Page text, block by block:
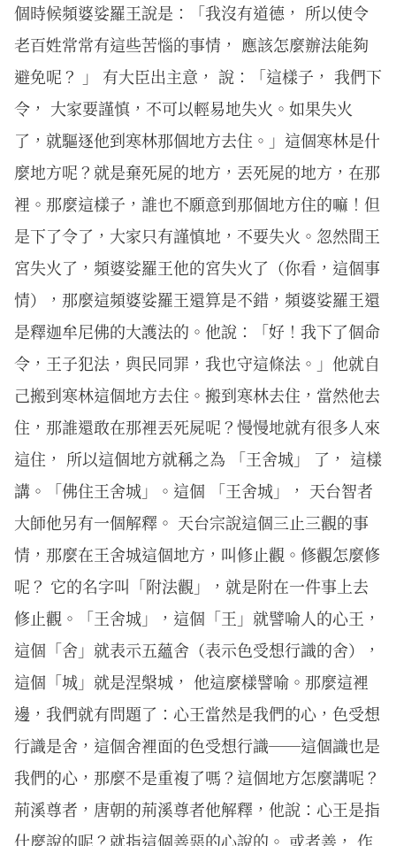
個時候頻婆娑羅王說是：「我沒有道德， 所以使令
老百姓常常有這些苦惱的事情， 應該怎麼辦法能夠
避免呢？ 」 有大臣出主意， 說：「這樣子， 我們下
令， 大家要謹慎，不可以輕易地失火。如果失火
了，就驅逐他到寒林那個地方去住。」這個寒林是什
麼地方呢？就是棄死屍的地方，丟死屍的地方，在那
裡。那麼這樣子，誰也不願意到那個地方住的嘛！但
是下了令了，大家只有謹慎地，不要失火。忽然間王
宮失火了，頻婆娑羅王他的宮失火了（你看，這個事
情），那麼這頻婆娑羅王還算是不錯，頻婆娑羅王還
是釋迦牟尼佛的大護法的。他說：「好！我下了個命
令，王子犯法，與民同罪，我也守這條法。」他就自
己搬到寒林這個地方去住。搬到寒林去住，當然他去
住，那誰還敢在那裡丟死屍呢？慢慢地就有很多人來
這住， 所以這個地方就稱之為 「王舍城」 了， 這樣
講。「佛住王舍城」。這個 「王舍城」， 天台智者
大師他另有一個解釋。 天台宗說這個三止三觀的事
情，那麼在王舍城這個地方，叫修止觀。修觀怎麼修
呢？ 它的名字叫「附法觀」，就是附在一件事上去
修止觀。「王舍城」，這個「王」就譬喻人的心王，
這個「舍」就表示五蘊舍（表示色受想行識的舍），
這個「城」就是涅槃城， 他這麼樣譬喻。那麼這裡
邊，我們就有問題了：心王當然是我們的心，色受想
行識是舍，這個舍裡面的色受想行識──這個識也是
我們的心，那麼不是重複了嗎？這個地方怎麼講呢？
荊溪尊者，唐朝的荊溪尊者他解釋，他說：心王是指
什麼說的呢？就指這個善惡的心說的。 或者善， 作